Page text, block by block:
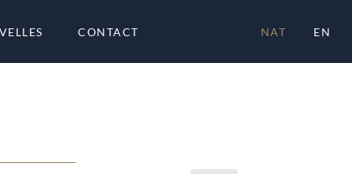
CONTACT NAT EN